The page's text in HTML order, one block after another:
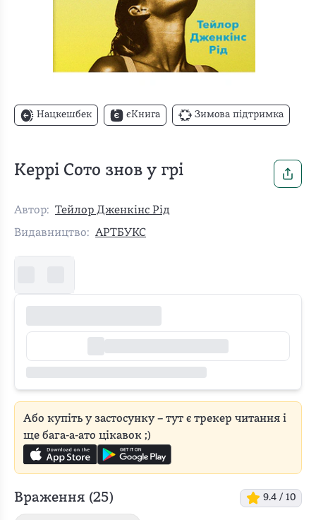
Нацкешбек єКнига Зимова підтримка
Керрі Сото знов у грі
Автор: Тейлор Дженкінс Рід
Видавництво: АРТБУКС
Або купіть у застосунку – тут є трекер читання і
ще бага-а-ато цікавок ;)
Враження (25) 9.4 / 10